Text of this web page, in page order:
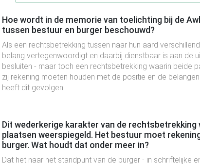
Hoe wordt in de memorie van toelichting bij de
tussen bestuur en burger beschouwd?
Als een rechtsbetrekking tussen naar hun aard
belang vertegenwoordigt en daarbij dienstbaar is aan de
besluiten - maar toch een rechtsbetrekking waarin beide
zij rekening moeten houden met de positie en de
heeft dit gevolgen.
Dit wederkerige karakter van de
plaatsen weerspiegeld. Het bestuur moet
burger. Wat houdt dat onder meer in?
Dat het naar het standpunt van de burger - in schriftelijke